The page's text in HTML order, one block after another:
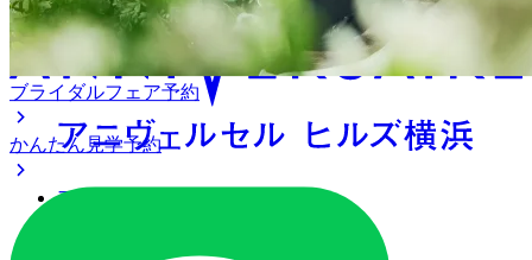
アクセス
ブライダルフェア予約
かんたん見学予約